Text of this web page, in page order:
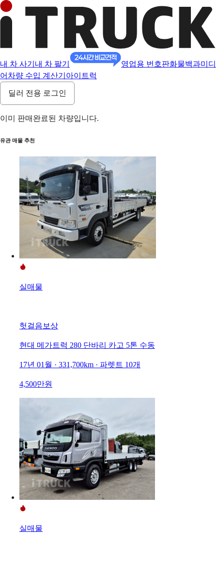
내 차 사기 내 차 팔기 영업용 번호판화물백과미디
어 차량 수입 계산기 아이트럭
딜러 전용 로그인
이미 판매완료된 차량입니다.
유관 매물 추천
실매물
헛걸음보상
현대 메가트럭 280 단바리 카고 5톤 수동
17년 01월 · 331,700km · 파렛트 10개
4,500만원
실매물